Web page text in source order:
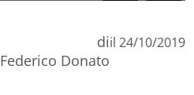
di
Federico Donato
il 24/10/2019